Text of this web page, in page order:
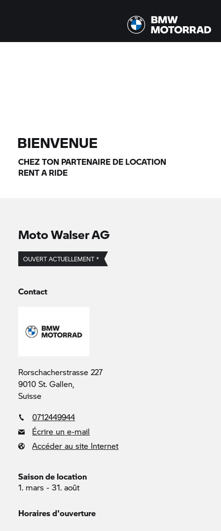
BIENVENUE
CHEZ TON PARTENAIRE DE LOCATION
RENT A RIDE
Moto Walser AG
OUVERT ACTUELLEMENT *
Contact
Rorschacherstrasse 227
9010 St. Gallen,
Suisse
0712449944
Écrire un e-mail
Accéder au site Internet
Saison de location
1. mars - 31. août
Horaires d'ouverture